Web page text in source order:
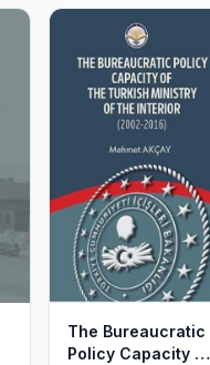
The Bureaucratic
Policy Capacity of